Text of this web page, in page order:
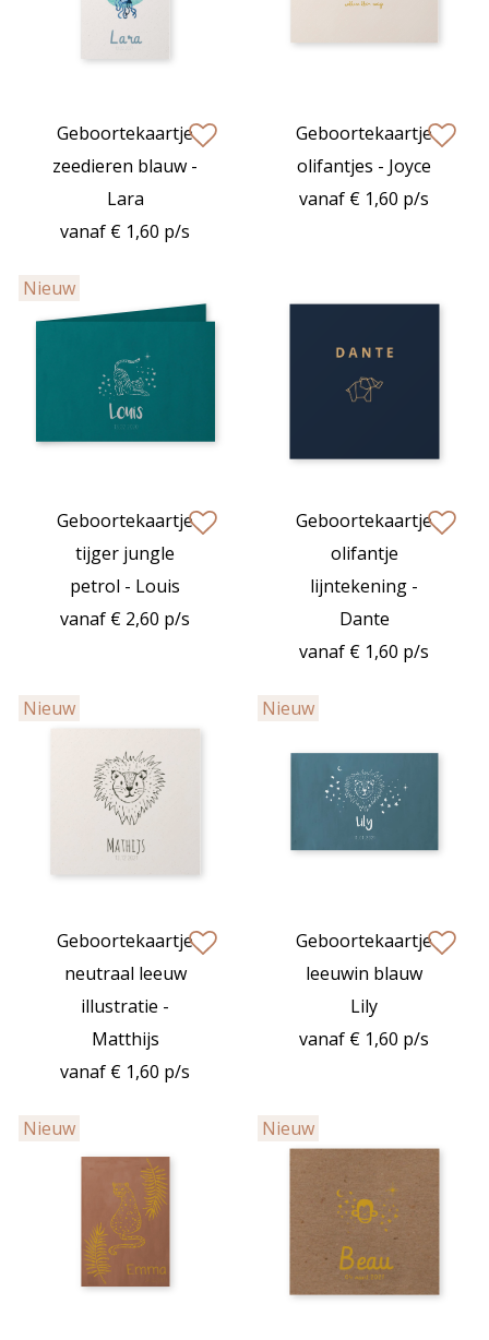
Geboortekaartje
zeedieren blauw -
Lara
vanaf € 1,60 p/s
Geboortekaartje
olifantjes - Joyce
vanaf € 1,60 p/s
Nieuw
Geboortekaartje
tijger jungle
petrol - Louis
vanaf € 2,60 p/s
Geboortekaartje
olifantje
lijntekening -
Dante
vanaf € 1,60 p/s
Nieuw
Geboortekaartje
neutraal leeuw
illustratie -
Matthijs
vanaf € 1,60 p/s
Nieuw
Geboortekaartje
leeuwin blauw
Lily
vanaf € 1,60 p/s
Nieuw Nieuw